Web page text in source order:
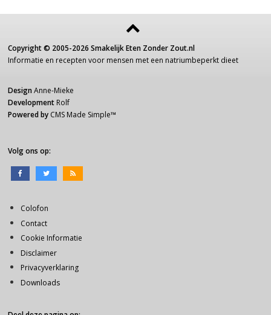
Copyright © 2005-2026 Smakelijk Eten Zonder Zout.nl
Informatie en recepten voor mensen met een natriumbeperkt dieet
Design Anne-Mieke
Development Rolf
Powered by CMS Made Simple™
Volg ons op:
Colofon
Contact
Cookie Informatie
Disclaimer
Privacyverklaring
Downloads